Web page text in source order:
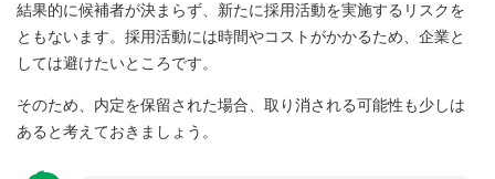
結果的に候補者が決まらず、新たに採用活動を実施するリスクを
ともないます。採用活動には時間やコストがかかるため、企業と
しては避けたいところです。
そのため、内定を保留された場合、取り消される可能性も少しは
あると考えておきましょう。